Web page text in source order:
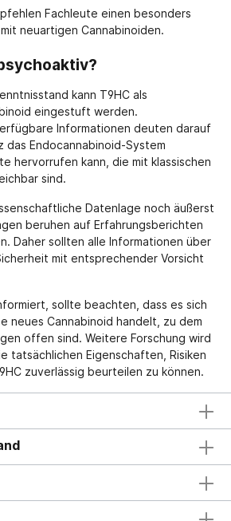
Fachleute einen besonders
neuartigen Cannabinoiden.
kann T9HC als
eingestuft werden.
Informationen deuten darauf
das Endocannabinoid-System
hervorrufen kann, die mit klassischen
sind.
Datenlage noch äußerst
beruhen auf Erfahrungsberichten
Daher sollten alle Informationen über
mit entsprechender Vorsicht
sollte beachten, dass es sich
neues Cannabinoid handelt, zu dem
offen sind. Weitere Forschung wird
tatsächlichen Eigenschaften, Risiken
zuverlässig beurteilen zu können.